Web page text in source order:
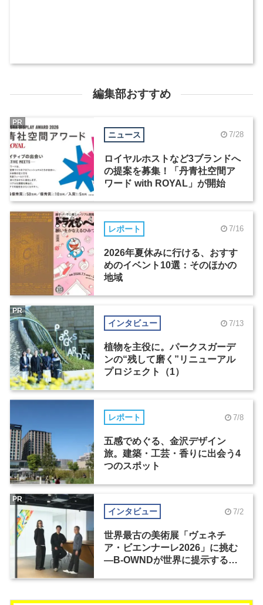
編集部おすすめ
ニュース 7/28
ロイヤルホストなど3ブランドへ
の提案を募集！「丹青社空間ア
ワード with ROYAL」が開始
PR
レポート 7/16
2026年夏休みに行ける、おすす
めのイベント10選：そのほかの
地域
インタビュー 7/13
植物を主役に。パークスガーデ
ンの“残して磨く”リニューアル
プロジェクト（1）
PR
レポート 7/8
五感でめぐる、金沢デザイン
旅。建築・工芸・香りに出会う4
つのスポット
インタビュー 7/2
世界最古の美術展「ヴェネチ
ア・ビエンナーレ2026」に挑む
―B-OWNDが世界に提示する美
PR